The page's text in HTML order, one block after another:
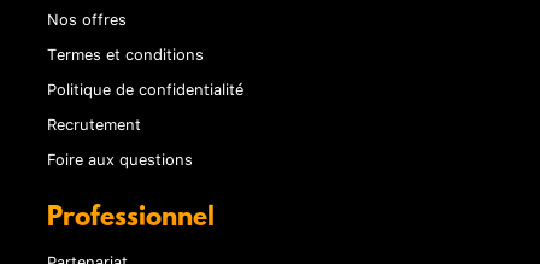
Nos offres
Termes et conditions
Politique de confidentialité
Recrutement
Foire aux questions
Professionnel